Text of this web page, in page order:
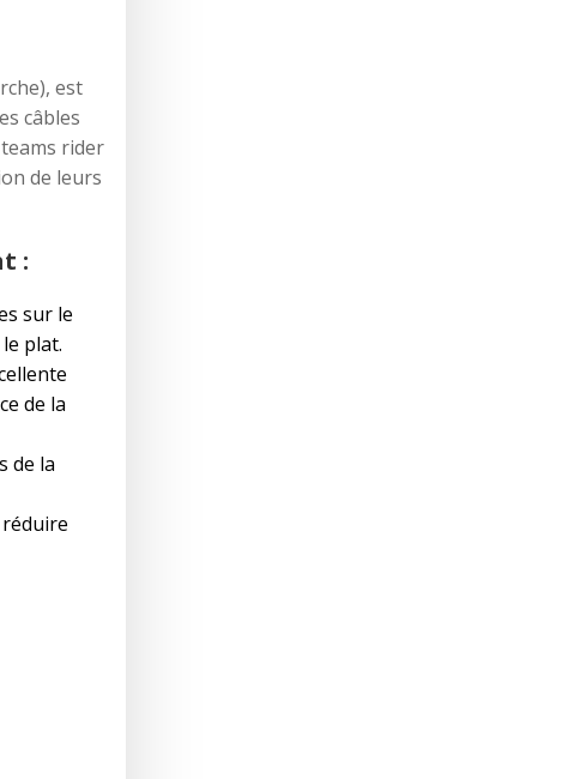
est
câbles
rider
de leurs
:
sur le
plat.
de la
de la